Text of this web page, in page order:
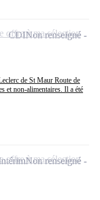
de St Maur Route de
et non-alimentaires. Il a été
CDINon renseigné
offre à ma sélection
Non renseigné
offre à ma sélection